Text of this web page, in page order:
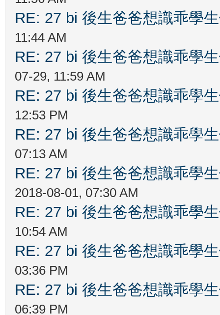
RE: 27 bi 後生爸爸想識乖學
11:44 AM
RE: 27 bi 後生爸爸想識乖學
07-29, 11:59 AM
RE: 27 bi 後生爸爸想識乖學
12:53 PM
RE: 27 bi 後生爸爸想識乖學
07:13 AM
RE: 27 bi 後生爸爸想識乖學
2018-08-01, 07:30 AM
RE: 27 bi 後生爸爸想識乖學
10:54 AM
RE: 27 bi 後生爸爸想識乖學
03:36 PM
RE: 27 bi 後生爸爸想識乖學
06:39 PM